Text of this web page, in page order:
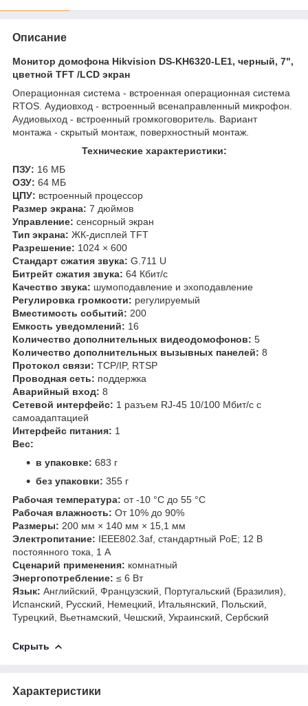
Описание
Монитор домофона Hikvision DS-KH6320-LE1, черный, 7",
цветной TFT /LCD экран
Операционная система - встроенная операционная система
RTOS. Аудиовход - встроенный всенаправленный микрофон.
Аудиовыход - встроенный громкоговоритель. Вариант
монтажа - скрытый монтаж, поверхностный монтаж.
Технические характеристики:
ПЗУ: 16 МБ
ОЗУ: 64 МБ
ЦПУ: встроенный процессор
Размер экрана: 7 дюймов
Управление: сенсорный экран
Тип экрана: ЖК-дисплей TFT
Разрешение: 1024 × 600
Стандарт сжатия звука: G.711 U
Битрейт сжатия звука: 64 Кбит/с
Качество звука: шумоподавление и эхоподавление
Регулировка громкости: регулируемый
Вместимость событий: 200
Емкость уведомлений: 16
Количество дополнительных видеодомофонов: 5
Количество дополнительных вызывных панелей: 8
Протокол связи: TCP/IP, RTSP
Проводная сеть: поддержка
Аварийный вход: 8
Сетевой интерфейс: 1 разъем RJ-45 10/100 Мбит/с с
самоадаптацией
Интерфейс питания: 1
Вес:
в упаковке: 683 г
без упаковки: 355 г
Рабочая температура: от -10 °C до 55 °C
Рабочая влажность: От 10% до 90%
Размеры: 200 мм × 140 мм × 15,1 мм
Электропитание: IEEE802.3af, стандартный PoE; 12 В
постоянного тока, 1 А
Сценарий применения: комнатный
Энергопотребление: ≤ 6 Вт
Язык: Английский, Французский, Португальский (Бразилия),
Испанский, Русский, Немецкий, Итальянский, Польский,
Турецкий, Вьетнамский, Чешский, Украинский, Сербский
Скрыть
Характеристики